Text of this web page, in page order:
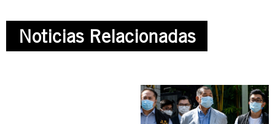
Noticias Relacionadas